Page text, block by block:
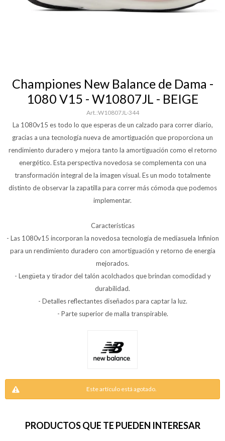
Championes New Balance de Dama -
1080 V15 - W10807JL - BEIGE
W10807JL-344
La 1080v15 es todo lo que esperas de un calzado para correr diario,
gracias a una tecnología nueva de amortiguación que proporciona un
rendimiento duradero y mejora tanto la amortiguación como el retorno
energético. Esta perspectiva novedosa se complementa con una
transformación integral de la imagen visual. Es un modo totalmente
distinto de observar la zapatilla para correr más cómoda que podemos
implementar.
Características
- Las 1080v15 incorporan la novedosa tecnología de mediasuela Infinion
para un rendimiento duradero con amortiguación y retorno de energía
mejorados.
- Lengüeta y tirador del talón acolchados que brindan comodidad y
durabilidad.
- Detalles reflectantes diseñados para captar la luz.
- Parte superior de malla transpirable.
Este artículo está agotado.
PRODUCTOS QUE TE PUEDEN INTERESAR